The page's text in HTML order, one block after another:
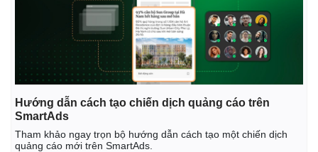
Hướng dẫn cách tạo chiến dịch quảng cáo trên
SmartAds
Tham khảo ngay trọn bộ hướng dẫn cách tạo một chiến dịch
quảng cáo mới trên SmartAds.